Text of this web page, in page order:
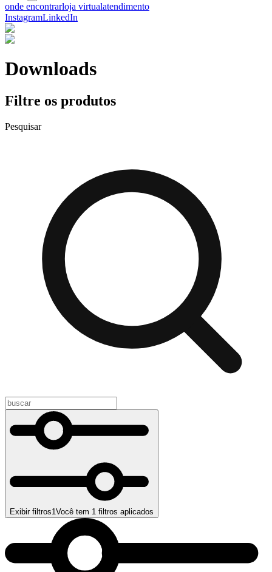
onde encontrarloja virtualatendimento
InstagramLinkedIn
Downloads
Filtre os produtos
Pesquisar
Exibir filtros1Você tem 1 filtros aplicados